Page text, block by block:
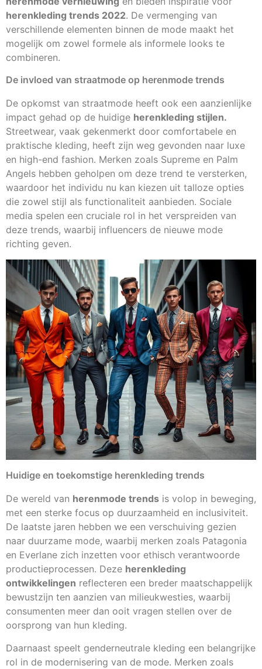
herenkleding trends 2022. De vermenging van
verschillende elementen binnen de mode maakt het
mogelijk om zowel formele als informele looks te
combineren.
De invloed van straatmode op herenmode trends
De opkomst van straatmode heeft ook een aanzienlijke
impact gehad op de huidige herenkleding stijlen.
Streetwear, vaak gekenmerkt door comfortabele en
praktische kleding, heeft zijn weg gevonden naar luxe
en high-end fashion. Merken zoals Supreme en Palm
Angels hebben geholpen om deze trend te versterken,
waardoor het individu nu kan kiezen uit talloze opties
die zowel stijl als functionaliteit aanbieden. Sociale
media spelen een cruciale rol in het verspreiden van
deze trends, waarbij influencers de nieuwe mode
richting geven.
Huidige en toekomstige herenkleding trends
De wereld van herenmode trends is volop in beweging,
met een sterke focus op duurzaamheid en inclusiviteit.
De laatste jaren hebben we een verschuiving gezien
naar duurzame mode, waarbij merken zoals Patagonia
en Everlane zich inzetten voor ethisch verantwoorde
productieprocessen. Deze herenkleding
ontwikkelingen reflecteren een breder maatschappelijk
bewustzijn ten aanzien van milieukwesties, waarbij
consumenten meer dan ooit vragen stellen over de
oorsprong van hun kleding.
Daarnaast speelt genderneutrale kleding een belangrijke
rol in de modernisering van de mode. Merken zoals